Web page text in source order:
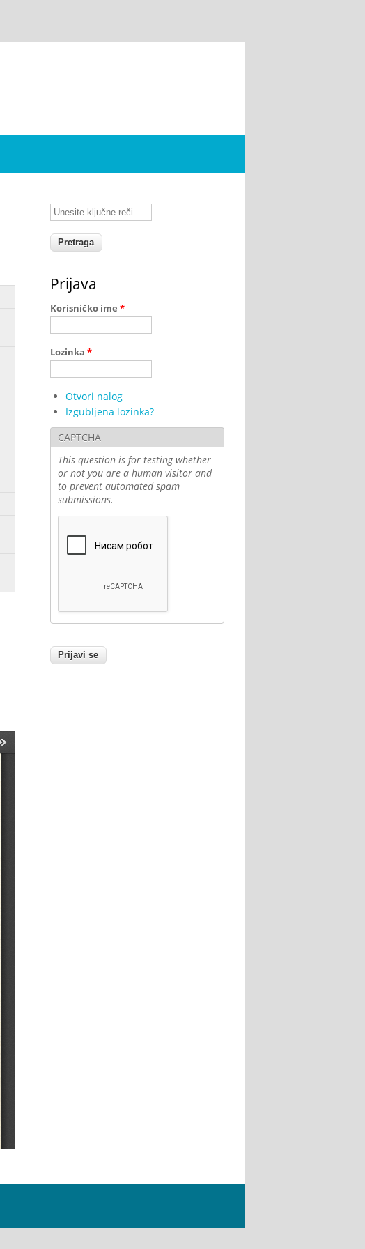
Unesite ključne reči
Prijava
Korisničko ime *
Lozinka *
Otvori nalog
Izgubljena lozinka?
CAPTCHA
This question is for testing whether
or not you are a human visitor and
to prevent automated spam
submissions.